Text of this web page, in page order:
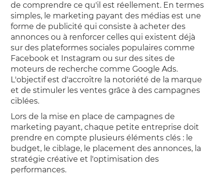
de comprendre ce qu'il est réellement. En termes
simples, le marketing payant des médias est une
forme de publicité qui consiste à acheter des
annonces ou à renforcer celles qui existent déjà
sur des plateformes sociales populaires comme
Facebook et Instagram ou sur des sites de
moteurs de recherche comme Google Ads.
L'objectif est d'accroître la notoriété de la marque
et de stimuler les ventes grâce à des campagnes
ciblées.
Lors de la mise en place de campagnes de
marketing payant, chaque petite entreprise doit
prendre en compte plusieurs éléments clés : le
budget, le ciblage, le placement des annonces, la
stratégie créative et l'optimisation des
performances.